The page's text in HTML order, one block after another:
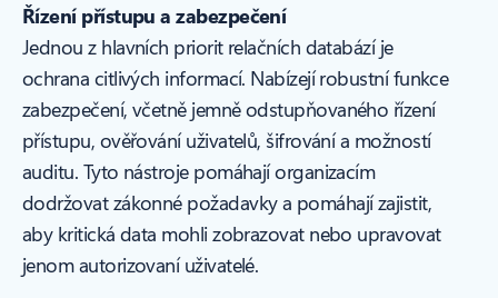
Řízení přístupu a zabezpečení
Jednou z hlavních priorit relačních databází je
ochrana citlivých informací. Nabízejí robustní funkce
zabezpečení, včetně jemně odstupňovaného řízení
přístupu, ověřování uživatelů, šifrování a možností
auditu. Tyto nástroje pomáhají organizacím
dodržovat zákonné požadavky a pomáhají zajistit,
aby kritická data mohli zobrazovat nebo upravovat
jenom autorizovaní uživatelé.